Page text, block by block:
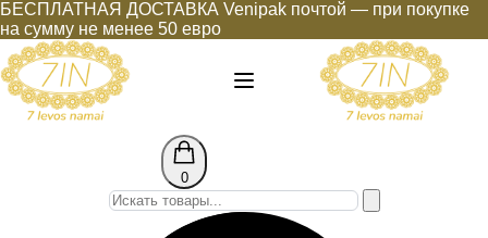
БЕСПЛАТНАЯ ДОСТАВКА Venipak почтой — при покупке
на сумму не менее 50 евро
0